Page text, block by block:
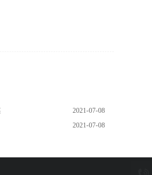
2021-07-08
2021-07-08